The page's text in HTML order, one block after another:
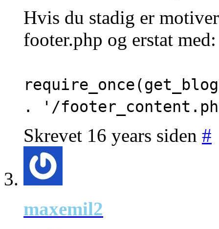
Hvis du stadig er
footer.php og erstat med:
. '/
Skrevet 16 years siden #
maxemil2